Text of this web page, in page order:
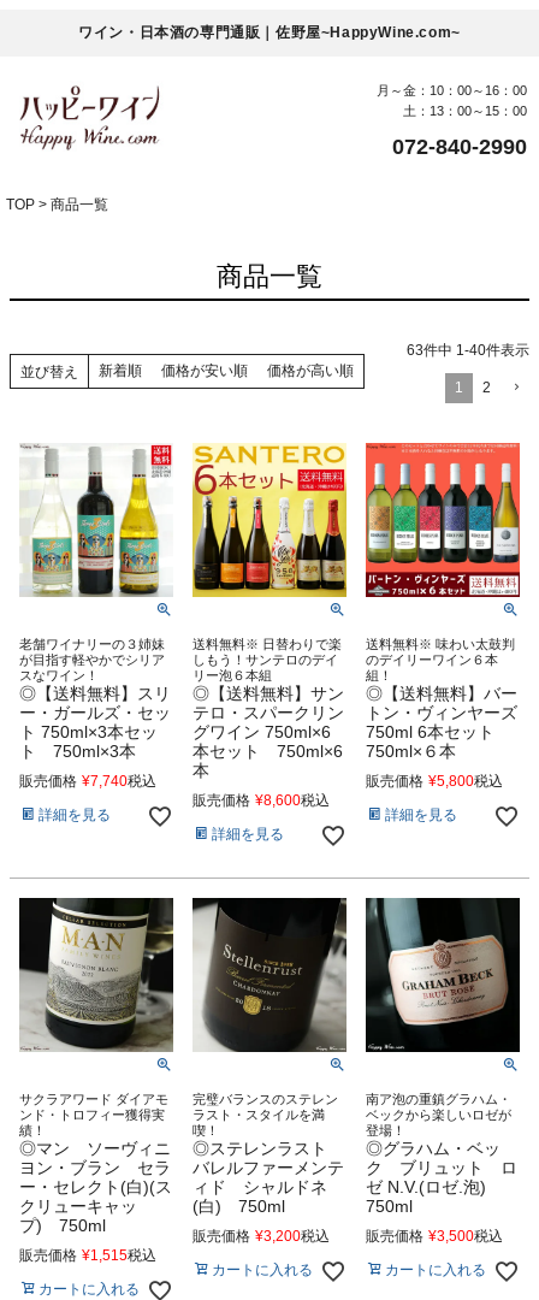
ワイン・日本酒の専門通販｜佐野屋~HappyWine.com~
月～金：10：00～16：00
土：13：00～15：00
072-840-2990
TOP 商品一覧
商品一覧
並び替え 新着順 価格が安い順 価格が高い順
63件中 1-40件表示
1 2
老舗ワイナリーの３姉妹
が目指す軽やかでシリア
スなワイン！
◎【送料無料】スリ
ー・ガールズ・セッ
ト 750ml×3本セッ
ト 750ml×3本
販売価格 ¥7,740税込
詳細を見る
送料無料※ 日替わりで楽
しもう！サンテロのデイ
リー泡６本組
◎【送料無料】サン
テロ・スパークリン
グワイン 750ml×6
本セット 750ml×6
本
販売価格 ¥8,600税込
詳細を見る
送料無料※ 味わい太鼓判
のデイリーワイン６本
組！
◎【送料無料】バー
トン・ヴィンヤーズ
750ml 6本セット
750ml×６本
販売価格 ¥5,800税込
詳細を見る
サクラアワード ダイアモ
ンド・トロフィー獲得実
績！
◎マン ソーヴィニ
ヨン・ブラン セラ
ー・セレクト(白)(ス
クリューキャッ
プ) 750ml
販売価格 ¥1,515税込
カートに入れる
完璧バランスのステレン
ラスト・スタイルを満
喫！
◎ステレンラスト
バレルファーメンテ
ィド シャルドネ
(白) 750ml
販売価格 ¥3,200税込
カートに入れる
南ア泡の重鎮グラハム・
ベックから楽しいロゼが
登場！
◎グラハム・ベッ
ク ブリュット ロ
ゼ N.V.(ロゼ.泡)
750ml
販売価格 ¥3,500税込
カートに入れる